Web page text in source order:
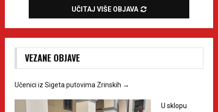
UČITAJ VIŠE OBJAVA
VEZANE OBJAVE
Učenici iz Sigeta putovima Zrinskih →
U sklopu